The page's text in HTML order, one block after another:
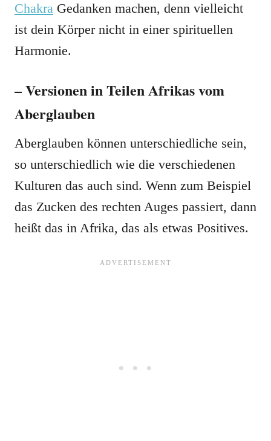
Chakra Gedanken machen, denn vielleicht
ist dein Körper nicht in einer spirituellen
Harmonie.
– Versionen in Teilen Afrikas vom
Aberglauben
Aberglauben können unterschiedliche sein,
so unterschiedlich wie die verschiedenen
Kulturen das auch sind. Wenn zum Beispiel
das Zucken des rechten Auges passiert, dann
heißt das in Afrika, das als etwas Positives.